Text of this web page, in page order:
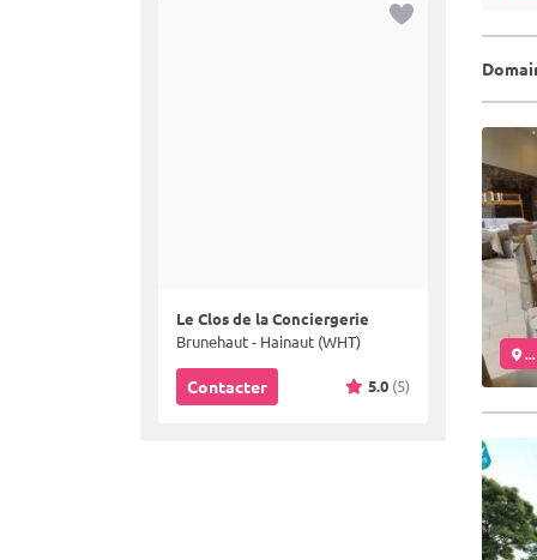
Le Clos de la Conciergerie
Brunehaut - Hainaut (WHT)
Contacter 5.0 (5)
...